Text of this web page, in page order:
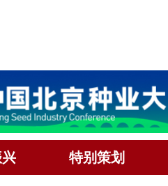
特别策划